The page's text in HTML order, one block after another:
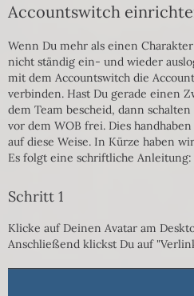
Accountswitch
Wenn Du mehr als einen
nicht ständig ein- und wieder
mit dem Accountswitch die
verbinden. Hast Du gerade einen
dem Team bescheid, dann
vor dem WOB frei. Dies
auf diese Weise. In Kürze haben
Es folgt eine schriftliche Anleitung:
Schritt 1
Klicke auf Deinen Avatar am
Anschließend klickst Du auf